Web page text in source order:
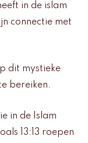
in de islam
connectie met
dit mystieke
bereiken.
in de Islam
13:13 roepen